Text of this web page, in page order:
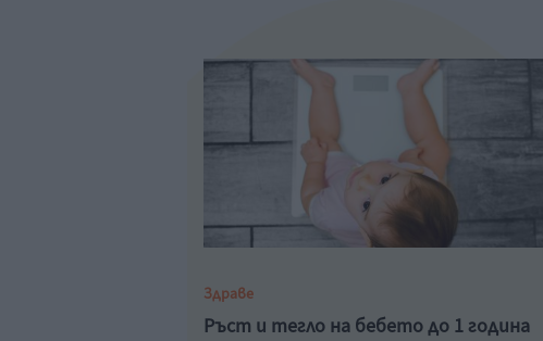
Здраве
Ръст и тегло на бебето до 1 година